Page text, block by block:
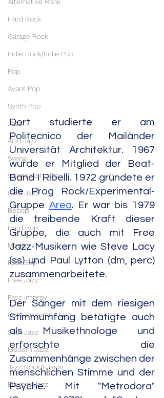
Hard Rock
Garage Rock
Indie Rock/Indie Pop
Pop
Avant Pop
Synth Pop
Jazz
Acid Jazz
Swing
Westcoast Jazz
Cool Jazz
Bebop
Hard Bop
Modal
Post Bop
Free Jazz
Free Improv
Contemporary Jazz
Soul Jazz
Modern Jazz
Jazz Rock/Fusion
Electric Jazz
Dort studierte er am
Politecnico der Mailänder
Universität Architektur. 1967
wurde er Mitglied der Beat-
Band I Ribelli. 1972 gründete er
die Prog Rock/Experimental-
Gruppe Area. Er war bis 1979
die treibende Kraft dieser
Gruppe, die auch mit Free
Jazz-Musikern wie Steve Lacy
(ss) und Paul Lytton (dm, perc)
zusammenarbeitete.
Der Sänger mit dem riesigen
Stimmumfang betätigte auch
als Musikethnologe und
erforschte die
Zusammenhänge zwischen der
menschlichen Stimme und der
Psyche. Mit "Metrodora"